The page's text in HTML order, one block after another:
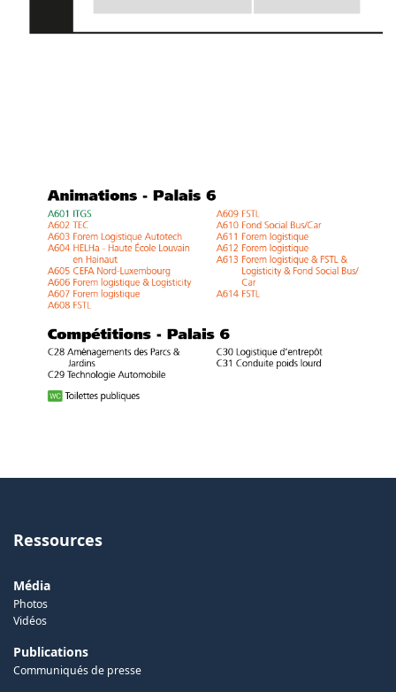
Ressources
Média
Photos
Vidéos
Publications
Communiqués de presse